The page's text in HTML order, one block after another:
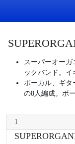
スーパーオー
ックバンド。イ
ボーカル、ギタ
の8人編成。ボ
1